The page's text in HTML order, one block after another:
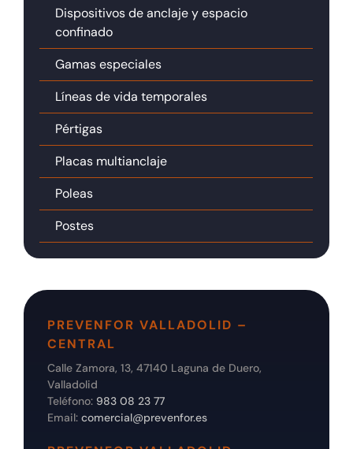
Dispositivos de anclaje y espacio
confinado
Gamas especiales
Líneas de vida temporales
Pértigas
Placas multianclaje
Poleas
Postes
PREVENFOR VALLADOLID –
CENTRAL
Calle Zamora, 13, 47140 Laguna de Duero,
Valladolid
Teléfono: 983 08 23 77
Email: comercial@prevenfor.es